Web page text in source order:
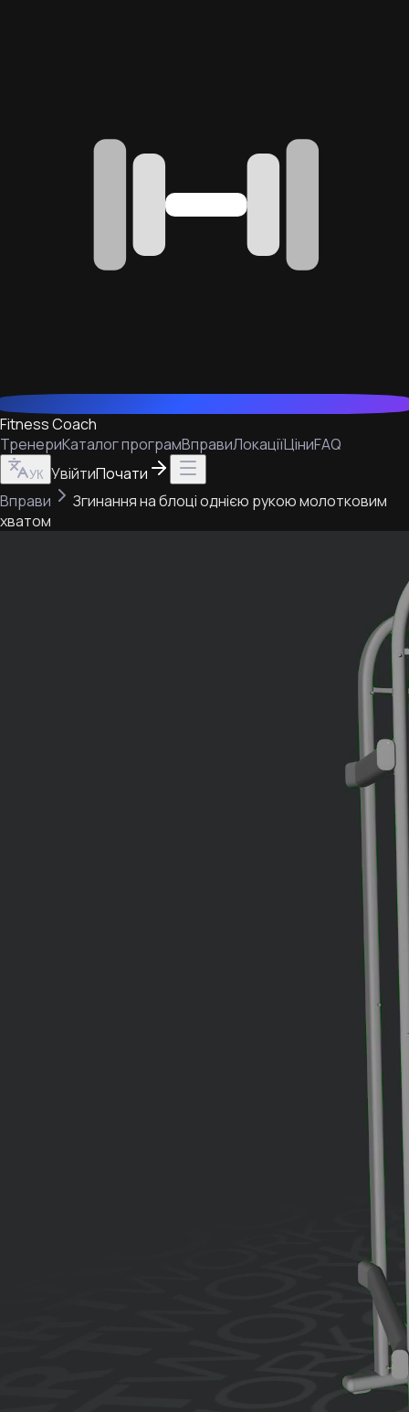
Fitness Coach
ТренериКаталог програмВправиЛокаціїЦіниFAQ
УК УвійтиПочати
Вправи
Згинання на блоці однією рукою молотковим
хватом